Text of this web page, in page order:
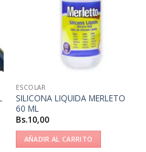
ESCOLAR
SILICONA LIQUIDA MERLETO
60 ML
Bs.10,00
AÑADIR AL CARRITO